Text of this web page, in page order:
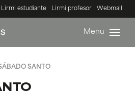
Lirmi estudiante Lirmi profesor Webmail
Menu
SANTO